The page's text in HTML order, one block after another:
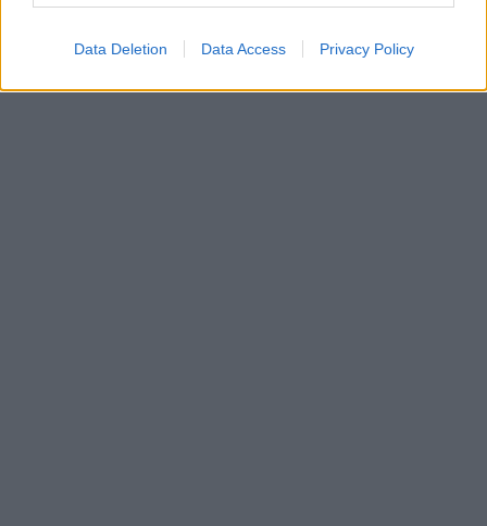
Data Deletion Data Access Privacy Policy